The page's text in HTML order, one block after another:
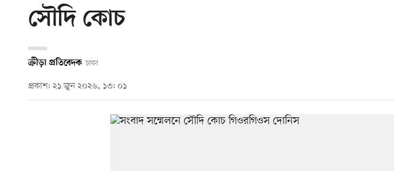
সৌদি কোচ
ক্রীড়া প্রতিবেদক ঢাকা
প্রকাশ: ২১ জুন ২০২৬, ১৩: ০১